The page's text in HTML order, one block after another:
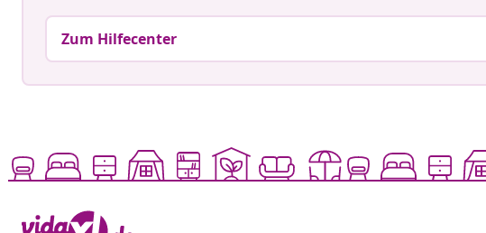
Zum Hilfecenter